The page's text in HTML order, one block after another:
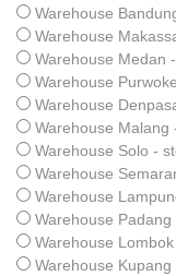
Warehouse
Warehouse
Warehouse Medan
Warehouse
Warehouse
Warehouse Malang
Warehouse Solo -
Warehouse
Warehouse
Warehouse
Warehouse
Warehouse